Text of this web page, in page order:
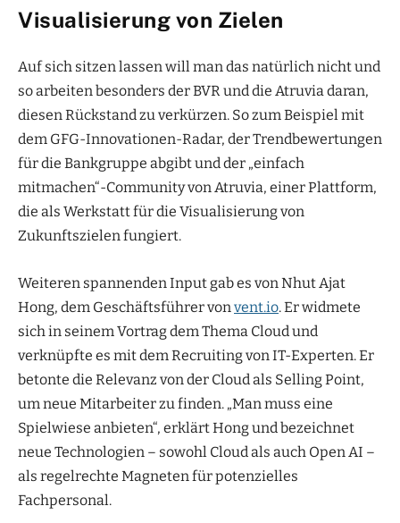
Visualisierung von Zielen
Auf sich sitzen lassen will man das natürlich nicht und
so arbeiten besonders der BVR und die Atruvia daran,
diesen Rückstand zu verkürzen. So zum Beispiel mit
dem GFG-Innovationen-Radar, der Trendbewertungen
für die Bankgruppe abgibt und der „einfach
mitmachen“-Community von Atruvia, einer Plattform,
die als Werkstatt für die Visualisierung von
Zukunftszielen fungiert.
Weiteren spannenden Input gab es von Nhut Ajat
Hong, dem Geschäftsführer vonvent.io. Er widmete
sich in seinem Vortrag dem Thema Cloud und
verknüpfte es mit dem Recruiting von IT-Experten. Er
betonte die Relevanz von der Cloud als Selling Point,
um neue Mitarbeiter zu finden. „Man muss eine
Spielwiese anbieten“, erklärt Hong und bezeichnet
neue Technologien – sowohl Cloud als auch Open AI –
als regelrechte Magneten für potenzielles
Fachpersonal.